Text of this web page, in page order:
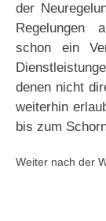
der
Regelungen
schon ein
denen nicht
weiterhin
bis zum
Weiter nach der